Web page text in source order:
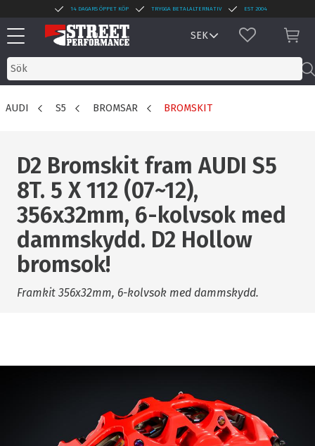
Meny
14 DAGARS ÖPPET KÖP TRYGGA BETALALTERNATIV EST 2004
FAVORITER
AUDI S5 BROMSAR BROMSKIT
D2 Bromskit fram AUDI S5
8T. 5 X 112 (07~12),
356x32mm, 6-kolvsok med
dammskydd. D2 Hollow
bromsok!
Framkit 356x32mm, 6-kolvsok med dammskydd.